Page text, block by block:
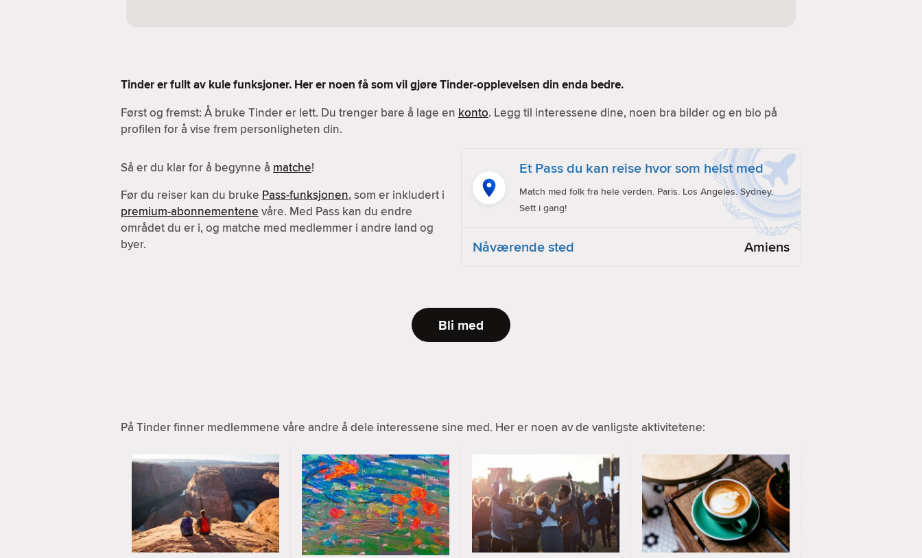
Tinder er fullt av kule funksjoner. Her er noen få som vil gjøre Tinder-opplevelsen din enda bedre.
Først og fremst: Å bruke Tinder er lett. Du trenger bare å lage en konto. Legg til interessene dine, noen bra bilder og en bio på
profilen for å vise frem personligheten din.
Så er du klar for å begynne å matche!
Før du reiser kan du bruke Pass-funksjonen, som er inkludert i
premium-abonnementene våre. Med Pass kan du endre
området du er i, og matche med medlemmer i andre land og
byer.
Et Pass du kan reise hvor som helst med
Match med folk fra hele verden. Paris. Los Angeles. Sydney.
Sett i gang!
Nåværende sted Amiens
Bli med
På Tinder finner medlemmene våre andre å dele interessene sine med. Her er noen av de vanligste aktivitetene: